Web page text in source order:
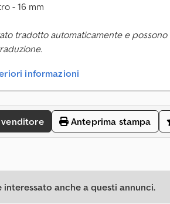
- 16 mm
tradotto automaticamente e possono
informazioni
Anteprima stampa
interessato anche a questi annunci.